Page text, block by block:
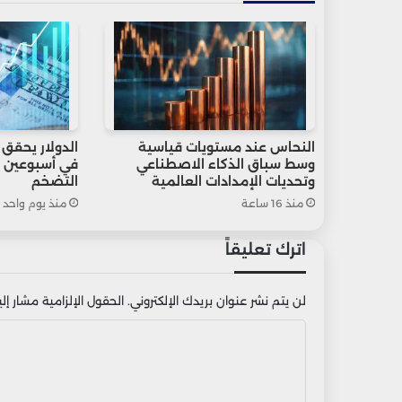
النحاس عند مستويات قياسية
وسط سباق الذكاء الاصطناعي
وتحديات الإمدادات العالمية
منذ 16 ساعة
الدولار
في
التضخم
منذ يوم واحد
اترك تعليقاً
لن يتم نشر عنوان بريدك الإلكتروني. الحقول الإلزامية مشار